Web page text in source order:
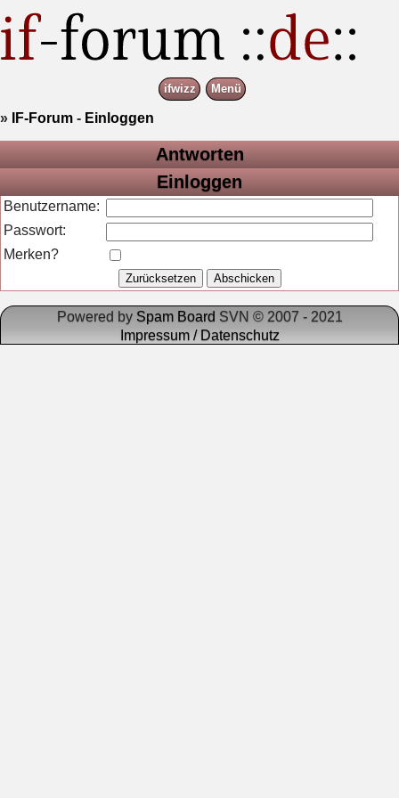
ifwizz Menü
» IF-Forum - Einloggen
Antworten
Einloggen
Benutzername:
Passwort:
Merken?
Powered by Spam Board SVN © 2007 - 2021
Impressum / Datenschutz